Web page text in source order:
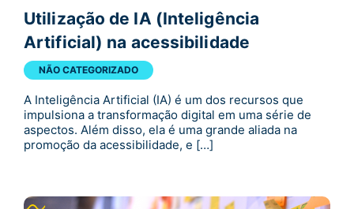
Utilização de IA (Inteligência
Artificial) na acessibilidade
NÃO CATEGORIZADO
A Inteligência Artificial (IA) é um dos recursos que
impulsiona a transformação digital em uma série de
aspectos. Além disso, ela é uma grande aliada na
promoção da acessibilidade, e […]